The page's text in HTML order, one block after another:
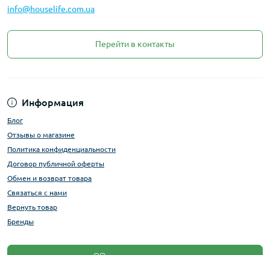
info@houselife.com.ua
Перейти в контакты
Информация
Блог
Отзывы о магазине
Политика конфиденциальности
Договор публичной оферты
Обмен и возврат товара
Связаться с нами
Вернуть товар
Бренды